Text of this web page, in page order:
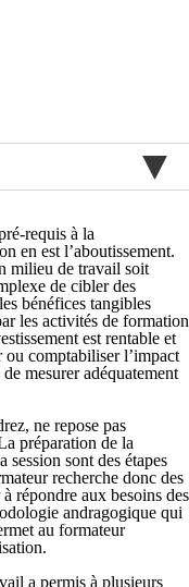
requis à la
en est l’aboutissement.
milieu de travail soit
de cibler des
bénéfices tangibles
les activités de formation
est rentable et
ou comptabiliser l’impact
mesurer adéquatement
ne repose pas
préparation de la
session sont des étapes
recherche donc des
répondre aux besoins des
andragogique qui
au formateur
a permis à plusieurs